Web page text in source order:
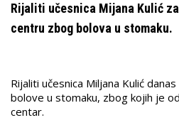
Rijaliti učesnica Mijana Kulić
centru zbog bolova u stomaku.
Rijaliti učesnica Miljana Kulić
bolove u stomaku, zbog kojih je
centar.